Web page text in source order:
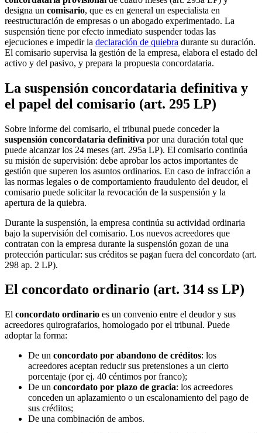
designa un comisario, que es en general un especialista en
reestructuración de empresas o un abogado experimentado. La
suspensión tiene por efecto inmediato suspender todas las
ejecuciones e impedir la declaración de quiebra durante su duración.
El comisario supervisa la gestión de la empresa, elabora el estado del
activo y del pasivo, y prepara la propuesta concordataria.
La suspensión concordataria definitiva y
el papel del comisario (art. 295 LP)
Sobre informe del comisario, el tribunal puede conceder la
suspensión concordataria definitiva por una duración total que
puede alcanzar los 24 meses (art. 295a LP). El comisario continúa
su misión de supervisión: debe aprobar los actos importantes de
gestión que superen los asuntos ordinarios. En caso de infracción a
las normas legales o de comportamiento fraudulento del deudor, el
comisario puede solicitar la revocación de la suspensión y la
apertura de la quiebra.
Durante la suspensión, la empresa continúa su actividad ordinaria
bajo la supervisión del comisario. Los nuevos acreedores que
contratan con la empresa durante la suspensión gozan de una
protección particular: sus créditos se pagan fuera del concordato (art.
298 ap. 2 LP).
El concordato ordinario (art. 314 ss LP)
El concordato ordinario es un convenio entre el deudor y sus
acreedores quirografarios, homologado por el tribunal. Puede
adoptar la forma:
De un concordato por abandono de créditos: los
acreedores aceptan reducir sus pretensiones a un cierto
porcentaje (por ej. 40 céntimos por franco);
De un concordato por plazo de gracia: los acreedores
conceden un aplazamiento o un escalonamiento del pago de
sus créditos;
De una combinación de ambos.